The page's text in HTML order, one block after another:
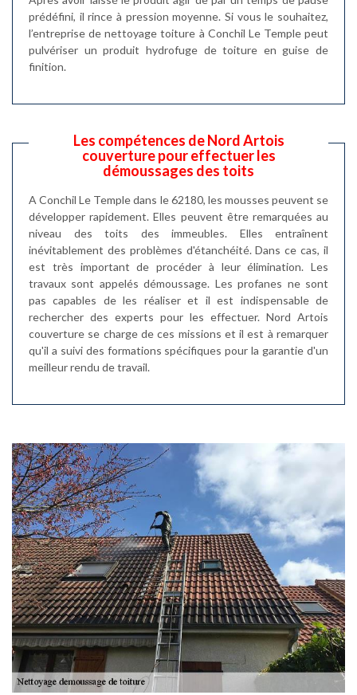
prédéfini, il rince à pression moyenne. Si vous le souhaitez,
l’entreprise de nettoyage toiture à Conchil Le Temple peut
pulvériser un produit hydrofuge de toiture en guise de
finition.
Les compétences de Nord Artois
couverture pour effectuer les
démoussages des toits
A Conchil Le Temple dans le 62180, les mousses peuvent se
développer rapidement. Elles peuvent être remarquées au
niveau des toits des immeubles. Elles entraînent
inévitablement des problèmes d'étanchéité. Dans ce cas, il
est très important de procéder à leur élimination. Les
travaux sont appelés démoussage. Les profanes ne sont
pas capables de les réaliser et il est indispensable de
rechercher des experts pour les effectuer. Nord Artois
couverture se charge de ces missions et il est à remarquer
qu'il a suivi des formations spécifiques pour la garantie d'un
meilleur rendu de travail.